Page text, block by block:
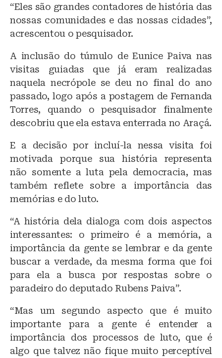
“Eles são grandes contadores de história das
nossas comunidades e das nossas cidades”,
acrescentou o pesquisador.
A inclusão do túmulo de Eunice Paiva nas
visitas guiadas que já eram realizadas
naquela necrópole se deu no final do ano
passado, logo após a postagem de Fernanda
Torres, quando o pesquisador finalmente
descobriu que ela estava enterrada no Araçá.
E a decisão por incluí-la nessa visita foi
motivada porque sua história representa
não somente a luta pela democracia, mas
também reflete sobre a importância das
memórias e do luto.
“A história dela dialoga com dois aspectos
interessantes: o primeiro é a memória, a
importância da gente se lembrar e da gente
buscar a verdade, da mesma forma que foi
para ela a busca por respostas sobre o
paradeiro do deputado Rubens Paiva”.
“Mas um segundo aspecto que é muito
importante para a gente é entender a
importância dos processos de luto, que é
algo que talvez não fique muito perceptível